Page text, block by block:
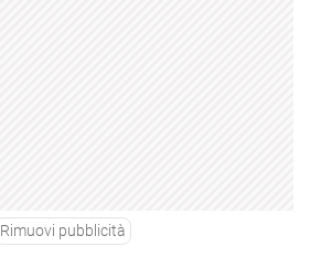
Rimuovi pubblicità